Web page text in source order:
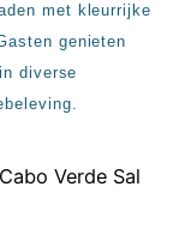
met kleurrijke
genieten
diverse